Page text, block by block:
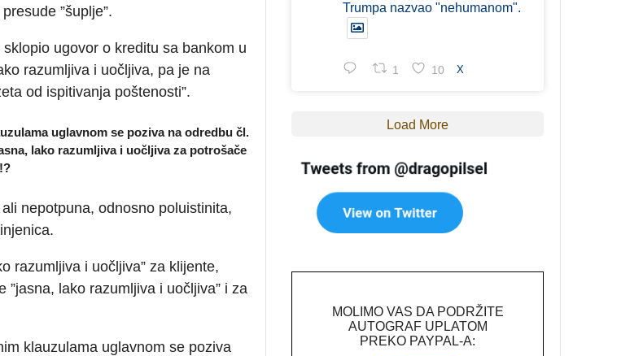
”šuplje”.
ugovor o kreditu sa bankom u
razumljiva i uočljiva, pa je na
od ispitivanja poštenosti”.
uglavnom se poziva na odredbu čl.
lako razumljiva i uočljiva za potrošače
nepotpuna, odnosno poluistinita,
razumljiva i uočljiva” za klijente,
lako razumljiva i uočljiva” i za
klauzulama uglavnom se poziva
Trumpa nazvao "nehumanom".
1 10 X
Load More
MOLIMO VAS DA PODRŽITE
AUTOGRAF UPLATOM
PREKO PAYPAL-A: